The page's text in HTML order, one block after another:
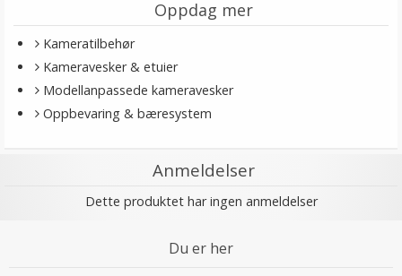
Oppdag mer
Kameratilbehør
Kameravesker & etuier
Modellanpassede kameravesker
Oppbevaring & bæresystem
Anmeldelser
Dette produktet har ingen anmeldelser
Du er her